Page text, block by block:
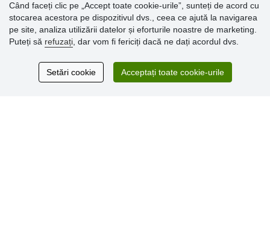
Opinii
clienți
Excellent service
Thank you.
Când faceți clic pe „Accept toate cookie-urile”, sunteți de acord cu
stocarea acestora pe dispozitivul dvs., ceea ce ajută la navigarea
pe site, analiza utilizării datelor și eforturile noastre de marketing.
Puteți să refuzați , dar vom fi fericiți dacă ne dați acordul dvs.
Setări cookie Acceptați toate cookie-urile